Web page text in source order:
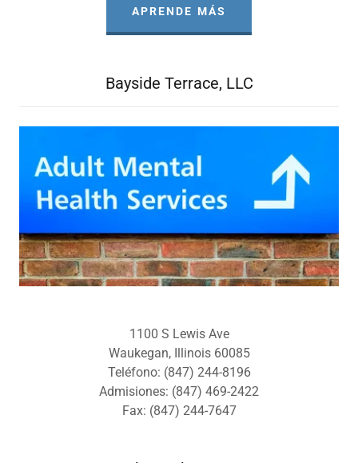
APRENDE MÁS
Bayside Terrace, LLC
1100 S Lewis Ave
Waukegan, Illinois 60085
Teléfono: (847) 244-8196
Admisiones: (847) 469-2422
Fax: (847) 244-7647